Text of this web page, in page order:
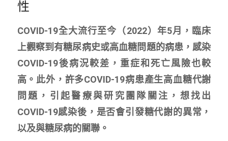
性
COVID-19全大流行至今（2022）年5月，臨床
上觀察到有糖尿病史或高血糖問題的病患，感染
COVID-19後病況較差，重症和死亡風險也較
高。此外，許多COVID-19病患產生高血糖代謝
問題，引起醫療與研究團隊關注，想找出
COVID-19感染後，是否會引發糖代謝的異常，
以及與糖尿病的關聯。